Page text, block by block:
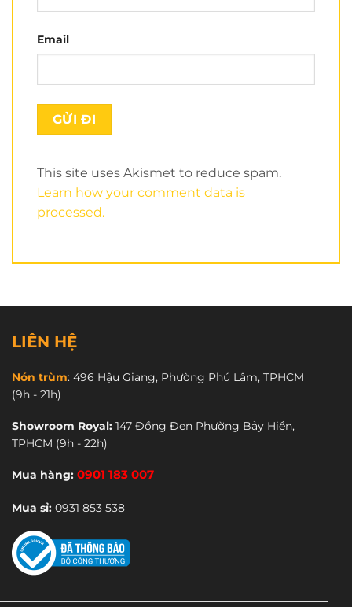
Dây quaiASIAan toàn chắc chắn, tăng chỉnh dễ
động cho bạn thoải mái lái xe. Phần ốp bên tai được
dụng.Khóa và ốc được làm từ inox 304 cao cấp
chống gỉ sét cực tốt, mang đến sự sang trọng đẳng
làm cho các bé yêu thích. Nón Asia là sự chọn lựa
tuyệt vời làm quà tặng cho người yêu thương của
HiệnnónAsia MT103KSđang được bán tại
CN Tân Phú: 80A Vườn Lài.
CN Bình Thạnh
CN Thủ Đức : 2A Đường Số 17.
CN Gò Vấp:
CN Quận 6:496 Hậu Giang.
CN Tân Bình: 299 Lê Văn Sỹ.
CN Quận 11:269 Âu Cơ.
Mua sỉ: 0931 853 538
Email
This site uses Akismet to reduce spam.
Learn how your comment data is
processed.
LIÊN HỆ
Nón trùm: 496 Hậu Giang, Phường Phú Lâm, TPHCM
(9h - 21h)
Showroom Royal: 147 Đồng Đen Phường Bảy Hiền,
TPHCM (9h - 22h)
Mua hàng: 0901 183 007
Mua sỉ: 0931 853 538